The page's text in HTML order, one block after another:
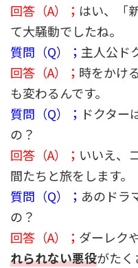
回答（A）； はい、「
て大騒動でしたね。
質問（Q）； 主人公ド
回答（A）； 時をかけ
も変わるんです。
質問（Q）； ドクター
の？
回答（A）； いいえ、
間たちと旅をします。
質問（Q）； あのドラ
の？
回答（A）； ダーレク
れられない悪役がたく